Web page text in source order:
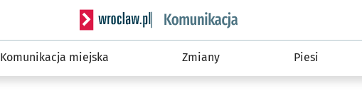
Serwis informacyjny wroclaw.pl podserwis: Komunikacja
Komunikacja miejska Zmiany Piesi